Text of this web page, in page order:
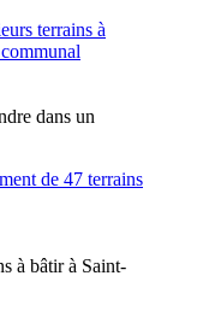
dans un
à bâtir à Saint-